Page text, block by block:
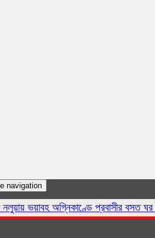
প্রবাসীর বসত ঘর পুড়ে ছাই,ক্ষয়ক্ষতি
navigation